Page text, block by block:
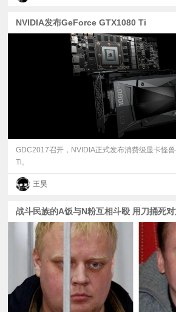
NVIDIA发布GeForce GTX1080 Ti
GDC2017召开，NVIDIA正式发布消费级显卡怪
Ti。
王昊
战斗民族的A饭与N粉互相斗殴 用刀捅死